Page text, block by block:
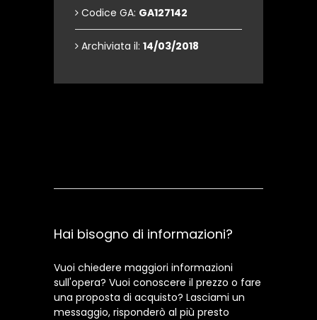
Codice GA: GA127142
Archiviata il: 14/03/2018
Hai bisogno di informazioni?
Vuoi chiedere maggiori informazioni
sull'opera? Vuoi conoscere il prezzo o fare
una proposta di acquisto? Lasciami un
messaggio, risponderò al più presto